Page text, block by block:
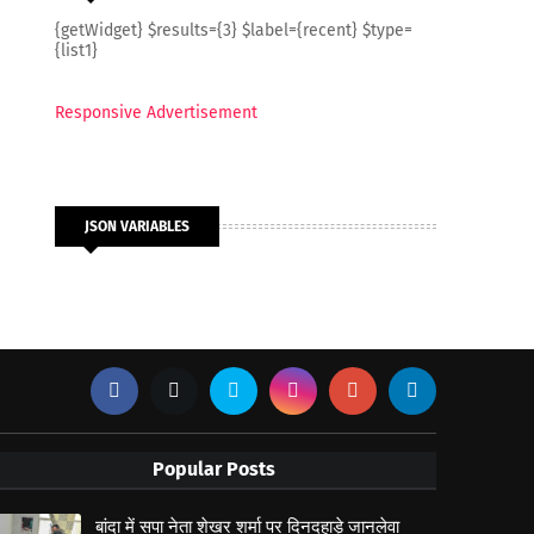
{getWidget} $results={3} $label={recent} $type=
{list1}
Responsive Advertisement
JSON VARIABLES
Popular Posts
बांदा में सपा नेता शेखर शर्मा पर दिनदहाड़े जानलेवा